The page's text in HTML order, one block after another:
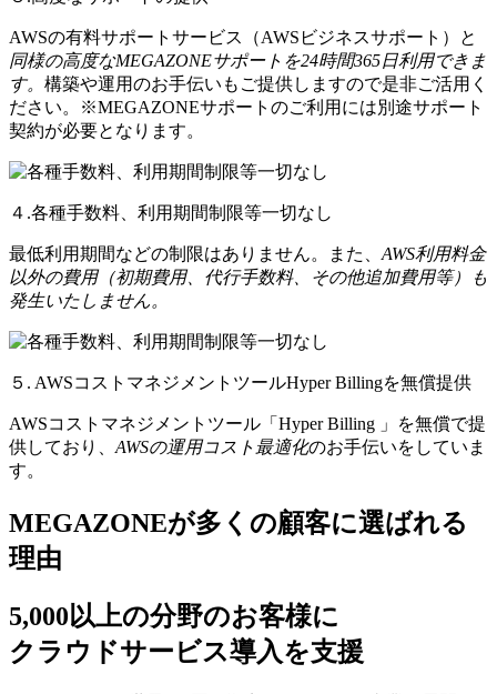
AWSの有料サポートサービス（AWSビジネスサポート）と
同様の高度なMEGAZONEサポートを24時間365日利用できま
す。 構築や運用のお手伝いもご提供しますので是非ご活用く
ださい。※MEGAZONEサポートのご利用には別途サポート
契約が必要となります。
４.各種手数料、利用期間制限等一切なし
最低利用期間などの制限はありません。また、 AWS利用料金
以外の費用（初期費用、代行手数料、その他追加費用等）も
発生いたしません。
５. AWSコストマネジメントツールHyper Billingを無償提供
AWSコストマネジメントツール「Hyper Billing 」を無償で提
供しており、 AWSの運⽤コスト最適化のお⼿伝いをしていま
す。
MEGAZONEが多くの顧客に選ばれる
理由
5,000以上の分野のお客様に
クラウドサービス導入を支援